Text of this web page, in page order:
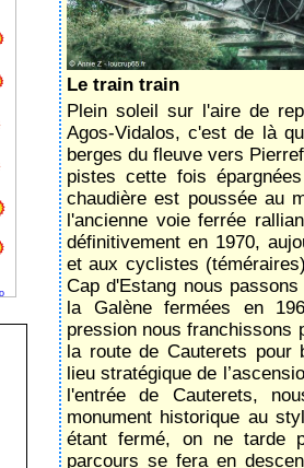
Le train train
Plein soleil sur l'aire de
Agos-Vidalos, c'est de là
berges du fleuve vers
pistes cette fois
chaudière est poussée au
l'ancienne voie ferrée
définitivement en 1970,
et aux cyclistes
Cap d'Estang nous
la Galène fermées en
pression nous franchissons
la route de Cauterets pour
lieu stratégique de
l'entrée de Cauterets,
monument historique au
étant fermé, on ne tarde
parcours se fera en